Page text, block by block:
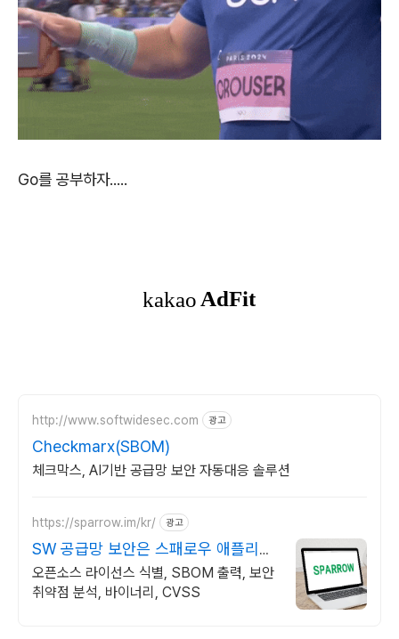
Go를 공부하자.....
http://www.softwidesec.com 광고
Checkmarx(SBOM)
체크막스, AI기반 공급망 보안 자동대응 솔루션
https://sparrow.im/kr/ 광고
SW 공급망 보안은 스패로우 애플리케
이션 보안 전문 기업
오픈소스 라이선스 식별, SBOM 출력, 보안
취약점 분석, 바이너리, CVSS